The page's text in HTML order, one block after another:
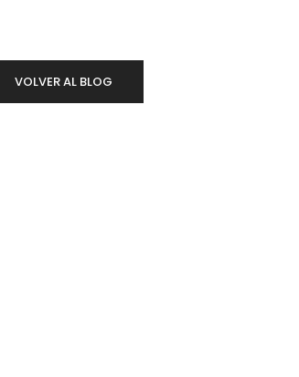
VOLVER AL BLOG